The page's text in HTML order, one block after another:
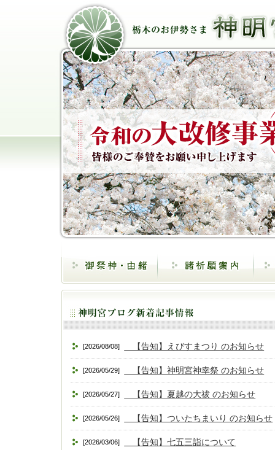
[2026/08/08] 【告知】えびすまつり のお知らせ
[2026/05/29] 【告知】神明宮神幸祭 のお知らせ
[2026/05/27] 【告知】夏越の大祓 のお知らせ
[2026/05/26] 【告知】ついたちまいり のお知らせ
[2026/03/06] 【告知】七五三詣について